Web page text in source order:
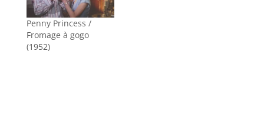
Penny Princess /
Fromage à gogo
(1952)